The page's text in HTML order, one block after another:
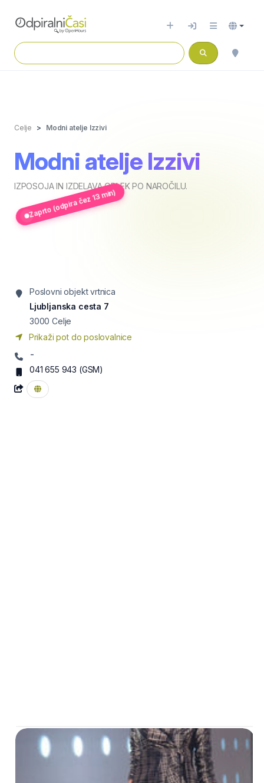
Celje Modni atelje Izzivi
Modni atelje Izzivi
IZPOSOJA IN IZDELAVA OBLEK PO NAROČILU.
Zaprto (odpira čez 13 min)
Poslovni objekt vrtnica
Ljubljanska cesta 7
3000 Celje
Prikaži pot do poslovalnice
-
041 655 943 (GSM)